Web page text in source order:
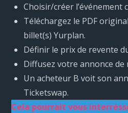
Choisir/créer l’événement
Téléchargez le PDF
billet(s) Yurplan.
Définir le prix de revente
Diffusez votre annonce de
Un acheteur B voit son
Ticketswap.
Cela pourrait vous